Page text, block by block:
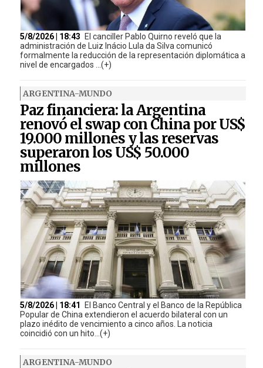
5/8/2026 | 18:43
El canciller Pablo Quirno reveló que la
administración de Luiz Inácio Lula da Silva comunicó
formalmente la reducción de la representación diplomática a
nivel de encargados ...(+)
ARGENTINA-MUNDO
Paz financiera: la Argentina
renovó el swap con China por US$
19.000 millones y las reservas
superaron los US$ 50.000
millones
5/8/2026 | 18:41
El Banco Central y el Banco de la República
Popular de China extendieron el acuerdo bilateral con un
plazo inédito de vencimiento a cinco años. La noticia
coincidió con un hito...(+)
ARGENTINA-MUNDO